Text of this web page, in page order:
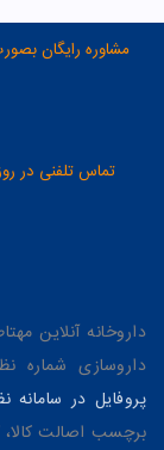
داروخانه آنلاین
داروسازی شماره نظام پزشکی:
پروفایل در سامانه
برچسب اصالت